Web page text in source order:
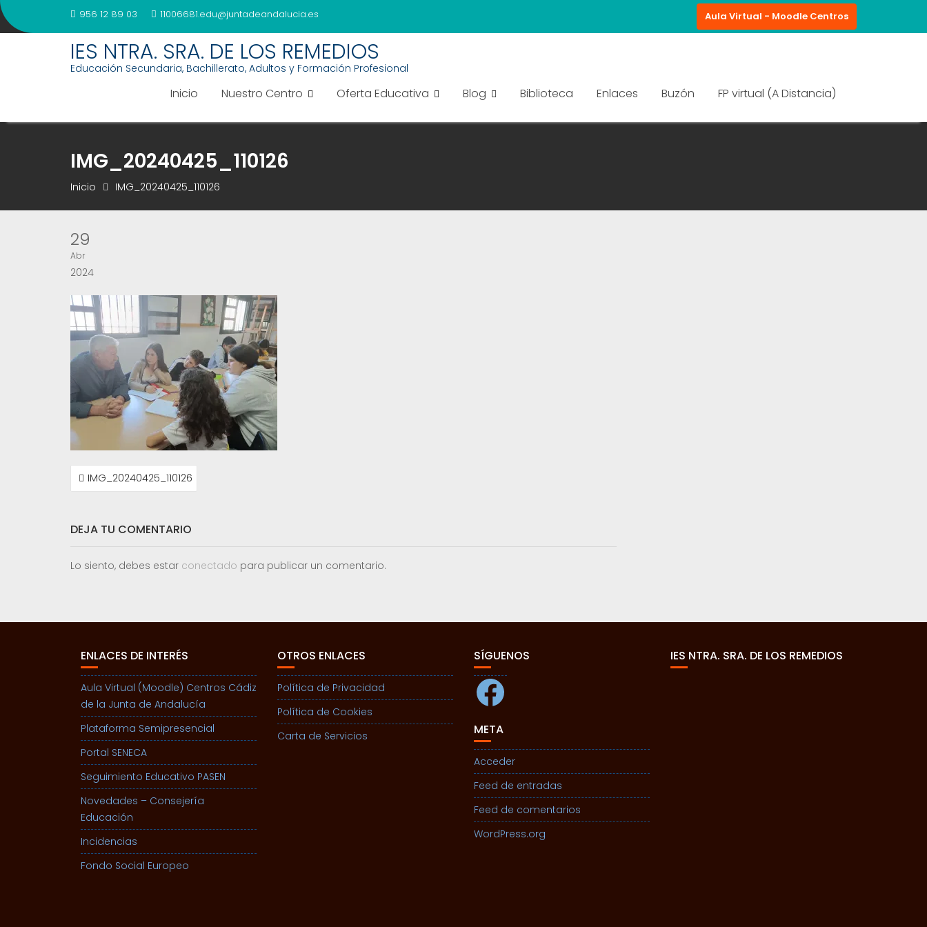
Saltar
al
956 12 89 03 11006681.edu@juntadeandalucia.es Aula Virtual - Moodle Centros
IES NTRA. SRA. DE LOS REMEDIOS
Educación Secundaria, Bachillerato, Adultos y Formación Profesional
Inicio Nuestro Centro Oferta Educativa Blog Biblioteca Enlaces Buzón FP virtual (A Distancia)
IMG_20240425_110126
Inicio IMG_20240425_110126
29
Abr
2024
NAVEGACIÓN
DEIMG_20240425_110126
DEJA TU COMENTARIO
Lo siento, debes estar conectado para publicar un comentario.
ENLACES DE INTERÉS
Aula Virtual (Moodle) Centros Cádiz
de la Junta de Andalucía
Plataforma Semipresencial
Portal SENECA
Seguimiento Educativo PASEN
Novedades – Consejería
Educación
Incidencias
Fondo Social Europeo
OTROS ENLACES
Política de Privacidad
Política de Cookies
Carta de Servicios
SÍGUENOS
Facebook
META
Acceder
Feed de entradas
Feed de comentarios
WordPress.org
IES NTRA. SRA. DE LOS REMEDIOS